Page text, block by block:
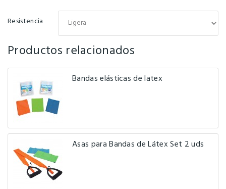
Resistencia
Productos relacionados
Bandas elásticas de latex
Asas para Bandas de Látex Set 2 uds